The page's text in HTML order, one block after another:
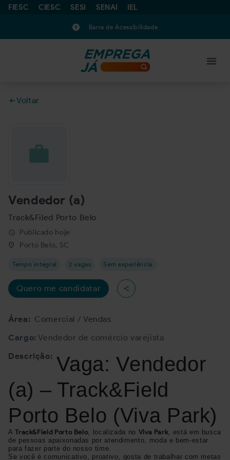
FIESC CIESC SESI SENAI IEL
Barra de Acessibilidade
Voltar
Vendedor (a)
Track&Filed Porto Belo
schedule
Publicado hoje
Porto Belo, SC
Tempo integral 2 vagas Sem experiência
Quero me candidatar
Área: Comercial / Vendas
Cargo: Vendedor de comércio varejista
Descrição: Vaga: Vendedor
(a) – Track&Field
Porto Belo (Viva Park)
ATrack&Field Porto Belo, localizada no Viva Park, está em busca
de pessoas apaixonadas por atendimento, moda e bem-estar
para fazer parte do nosso time.
Se você é comunicativo, proativo, gosta de trabalhar com metas